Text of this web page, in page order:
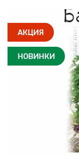
АКЦИЯ
НОВИНКИ